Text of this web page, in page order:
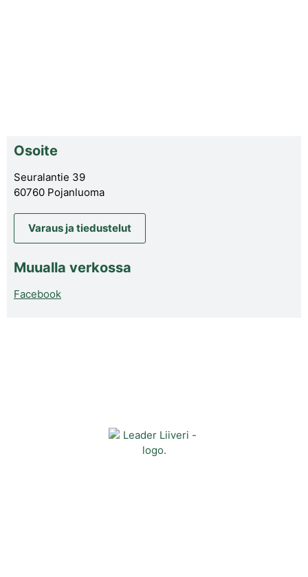
Osoite
Seuralantie 39
60760 Pojanluoma
Varaus ja tiedustelut
Muualla verkossa
Facebook